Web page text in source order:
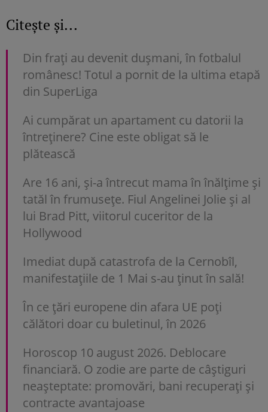
Citește și...
Din frați au devenit dușmani, în fotbalul
românesc! Totul a pornit de la ultima etapă
din SuperLiga
Ai cumpărat un apartament cu datorii la
întreținere? Cine este obligat să le
plătească
Are 16 ani, și-a întrecut mama în înălțime și
tatăl în frumusețe. Fiul Angelinei Jolie și al
lui Brad Pitt, viitorul cuceritor de la
Hollywood
Imediat după catastrofa de la Cernobîl,
manifestațiile de 1 Mai s-au ținut în sală!
În ce țări europene din afara UE poți
călători doar cu buletinul, în 2026
Horoscop 10 august 2026. Deblocare
financiară. O zodie are parte de câștiguri
neașteptate: promovări, bani recuperați și
contracte avantajoase